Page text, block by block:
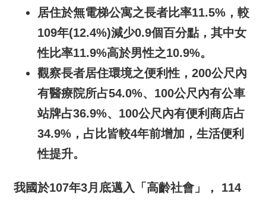
回
居住於無電梯公寓之長者比率11.5% ，較
109年(12.4%)減少0.9個百分點，其中女
性比率11.9%高於男性之10.9%。
觀察長者居住環境之便利性 ， 200公尺內
有醫療院所占54.0%、 100公尺內有公車
站牌占36.9%、 100公尺內有便利商店占
34.9% ，占比皆較4年前增加，生活便利
性提升。
我國於107年3月底邁入「高齡社會」，
114